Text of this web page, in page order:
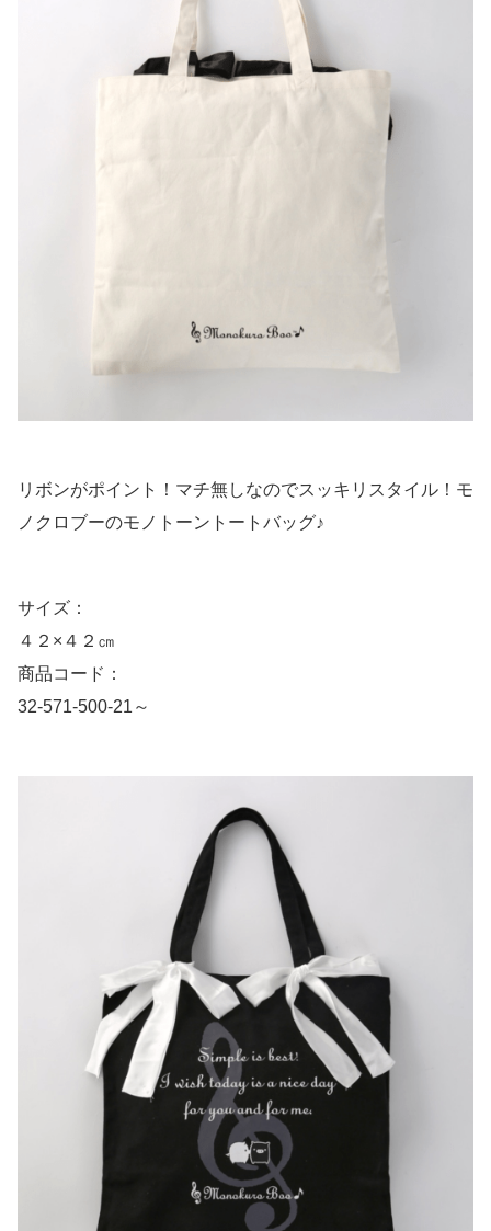
リボンがポイント！マチ無しなのでスッキリスタイル！モ
ノクロブーのモノトーントートバッグ♪
サイズ：
４２×４２㎝
商品コード：
32-571-500-21～